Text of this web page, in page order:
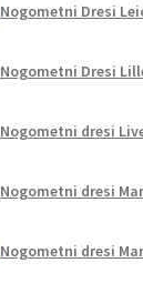
Nogometni Dresi
Nogometni Dresi
Nogometni dresi
Nogometni dresi
Nogometni dresi